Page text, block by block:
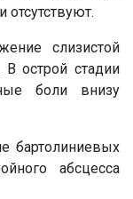
отсутствуют.
слизистой
острой стадии
боли внизу
бартолиниевых
абсцесса